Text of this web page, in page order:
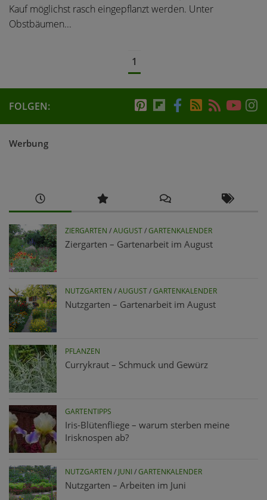
Kauf möglichst rasch eingepflanzt werden. Unter
Obstbäumen...
1
FOLGEN:
Werbung
ZIERGARTEN /AUGUST/GARTENKALENDER
Ziergarten – Gartenarbeit im August
NUTZGARTEN /AUGUST/GARTENKALENDER
Nutzgarten – Gartenarbeit im August
PFLANZEN
Currykraut – Schmuck und Gewürz
GARTENTIPPS
Iris-Blütenfliege – warum sterben meine
Irisknospen ab?
NUTZGARTEN / JUNI /GARTENKALENDER
Nutzgarten – Arbeiten im Juni